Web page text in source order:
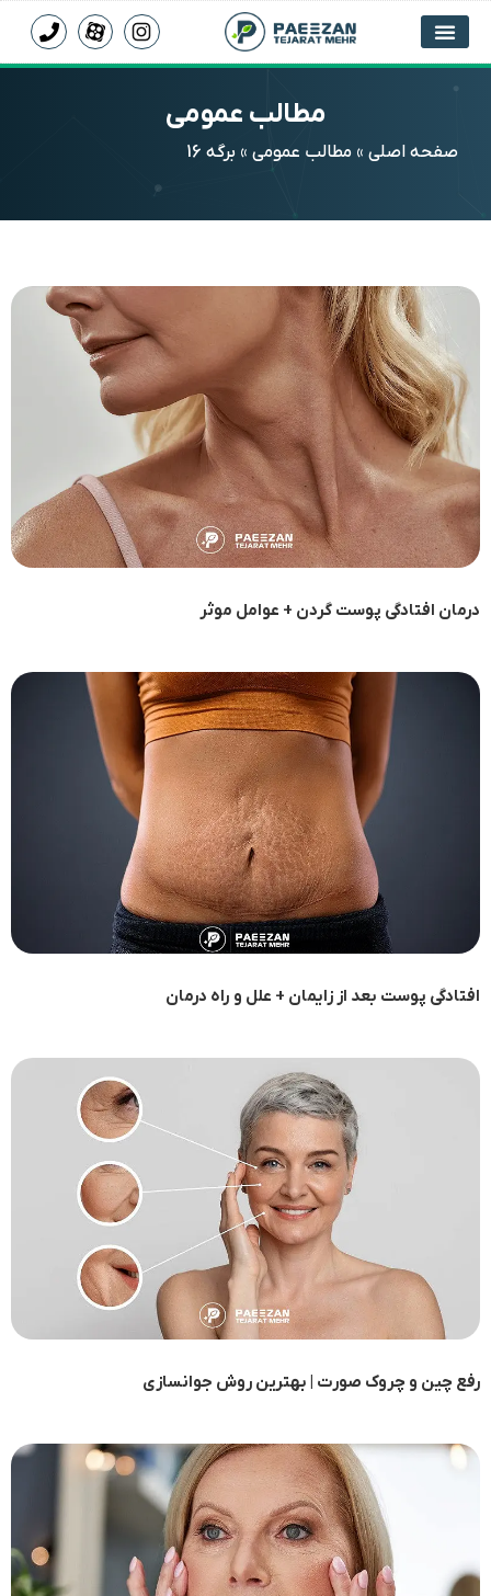
مطالب عمومی
صفحه اصلی » مطالب عمومی » برگه 16
درمان افتادگی پوست گردن + عوامل موثر
افتادگی پوست بعد از زایمان + علل و راه درمان
رفع چین و چروک صورت | بهترین روش جوانسازی